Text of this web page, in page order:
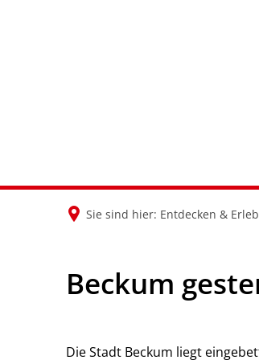
Sie sind hier: Entdecken &
Beckum
Die Stadt Beckum liegt